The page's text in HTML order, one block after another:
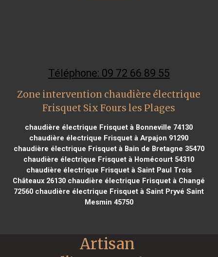
Téléphone: 09 72 66 89 55
Zone intervention chaudière électrique
Frisquet Six Fours les Plages
chaudière électrique Frisquet à Bonneville 74130
chaudière électrique Frisquet à Arpajon 91290
chaudière électrique Frisquet à Bain de Bretagne 35470
chaudière électrique Frisquet à Homécourt 54310
chaudière électrique Frisquet à Saint Paul Trois
Châteaux 26130 chaudière électrique Frisquet à Changé
72560 chaudière électrique Frisquet à Saint Pryvé Saint
Mesmin 45750
Artisan